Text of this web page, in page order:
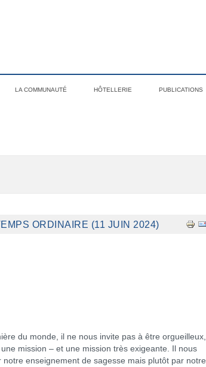
LA COMMUNAUTÉ HÔTELLERIE PUBLICATIONS
ORDINAIRE (11 JUIN 2024)
du monde, il ne nous invite pas à être orgueilleux,
mission – et une mission très exigeante. Il nous
enseignement de sagesse mais plutôt par notre